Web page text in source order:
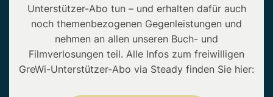
Unterstützer-Abo tun – und erhalten dafür auch
noch themenbezogenen Gegenleistungen und
nehmen an allen unseren Buch- und
Filmverlosungen teil. Alle Infos zum freiwilligen
GreWi-Unterstützer-Abo via Steady finden Sie hier: